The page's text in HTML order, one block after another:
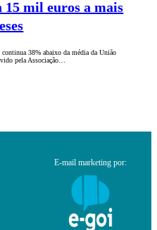
15 mil euros a mais
38% abaixo da média da União
pela Associação…
E-mail marketing por: